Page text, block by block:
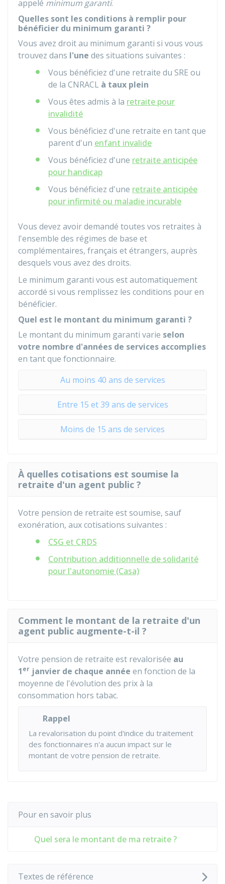
appelé minimum garanti.
Quelles sont les conditions à remplir pour
bénéficier du minimum garanti ?
Vous avez droit au minimum garanti si vous vous
trouvez dans l'une des situations suivantes :
Vous bénéficiez d'une retraite du SRE ou
de la CNRACL à taux plein
Vous êtes admis à la retraite pour
invalidité
Vous bénéficiez d'une retraite en tant que
parent d'un enfant invalide
Vous bénéficiez d'une retraite anticipée
pour handicap
Vous bénéficiez d'une retraite anticipée
pour infirmité ou maladie incurable
Vous devez avoir demandé toutes vos retraites à
l'ensemble des régimes de base et
complémentaires, français et étrangers, auprès
desquels vous avez des droits.
Le minimum garanti vous est automatiquement
accordé si vous remplissez les conditions pour en
bénéficier.
Quel est le montant du minimum garanti ?
Le montant du minimum garanti varie selon
votre nombre d'années de services accomplies
en tant que fonctionnaire.
Au moins 40 ans de services
Entre 15 et 39 ans de services
Moins de 15 ans de services
À quelles cotisations est soumise la
retraite d'un agent public ?
Votre pension de retraite est soumise, sauf
exonération, aux cotisations suivantes :
CSG et CRDS
Contribution additionnelle de solidarité
pour l'autonomie (Casa)
Comment le montant de la retraite d'un
agent public augmente-t-il ?
Votre pension de retraite est revalorisée au
1er janvier de chaque année en fonction de la
moyenne de l'évolution des prix à la
consommation hors tabac.
Rappel
La revalorisation du point d'indice du traitement
des fonctionnaires n'a aucun impact sur le
montant de votre pension de retraite.
Pour en savoir plus
Quel sera le montant de ma retraite ?
Textes de référence